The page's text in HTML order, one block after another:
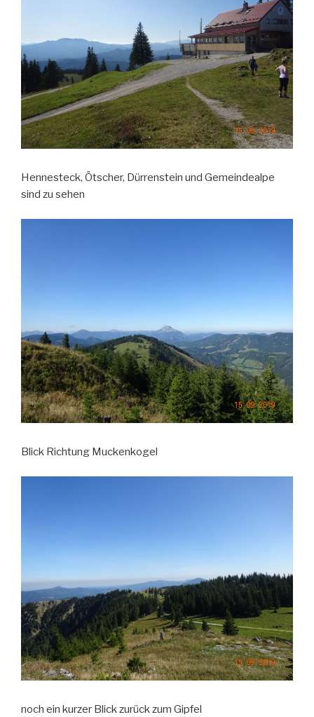
Hennesteck, Ötscher, Dürrenstein und Gemeindealpe
sind zu sehen
Blick Richtung Muckenkogel
noch ein kurzer Blick zurück zum Gipfel